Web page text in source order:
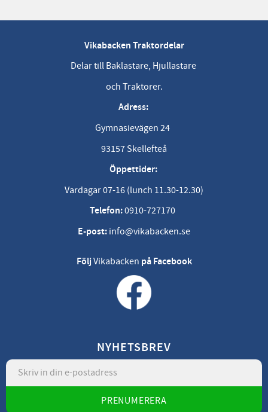
Vikabacken Traktordelar
Delar till Baklastare, Hjullastare
och Traktorer.
Adress:
Gymnasievägen 24
93157 Skellefteå
Öppettider:
Vardagar 07-16 (lunch 11.30-12.30)
Telefon:0910-727170
E-post: info@vikabacken.se
FöljVikabacken på Facebook
NYHETSBREV
PRENUMERERA